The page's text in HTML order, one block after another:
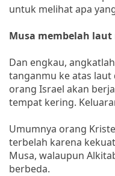
untuk melihat apa
Musa membelah laut
Dan engkau,
tanganmu ke atas laut
orang Israel akan
tempat kering.
Umumnya orang
terbelah karena
Musa, walaupun
berbeda.